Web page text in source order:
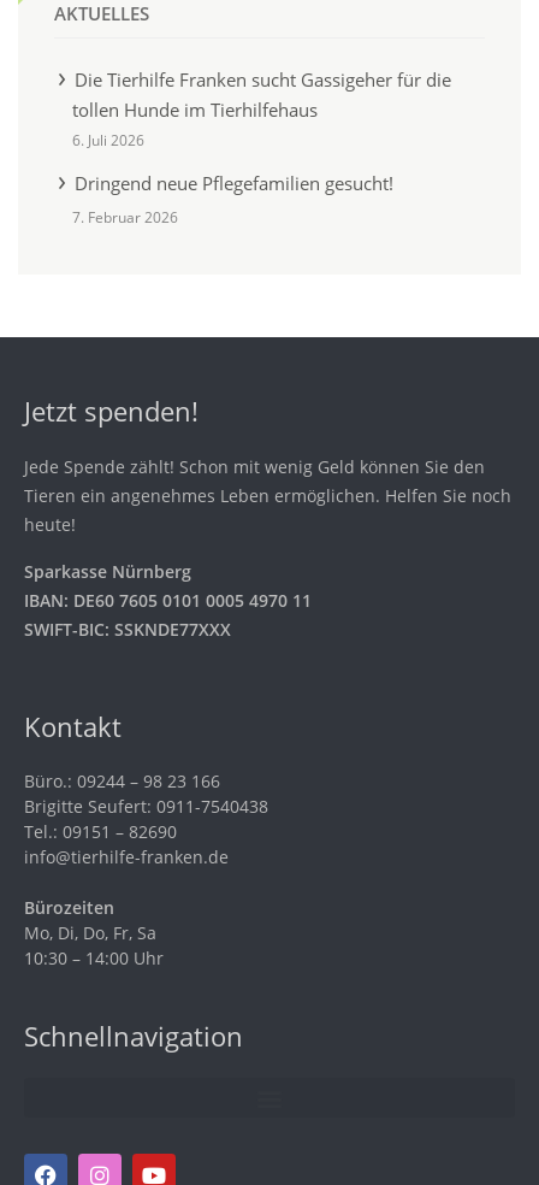
AKTUELLES
Die Tierhilfe Franken sucht Gassigeher für die
tollen Hunde im Tierhilfehaus
6. Juli 2026
Dringend neue Pflegefamilien gesucht!
7. Februar 2026
Jetzt spenden!
Jede Spende zählt! Schon mit wenig Geld können Sie den
Tieren ein angenehmes Leben ermöglichen. Helfen Sie noch
heute!
Sparkasse Nürnberg
IBAN: DE60 7605 0101 0005 4970 11
SWIFT-BIC: SSKNDE77XXX
Kontakt
Büro.: 09244 – 98 23 166
Brigitte Seufert: 0911-7540438
Tel.: 09151 – 82690
info@tierhilfe-franken.de
Bürozeiten
Mo, Di, Do, Fr, Sa
10:30 – 14:00 Uhr
Schnellnavigation